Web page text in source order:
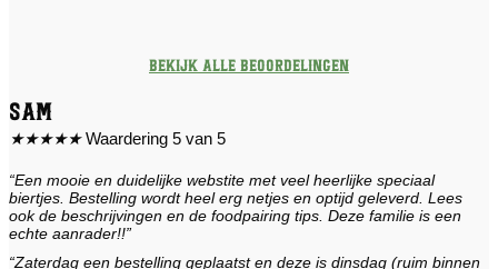
Bekijk alle beoordelingen
Sam
★★★★★ Waardering 5 van 5
“Een mooie en duidelijke webstite met veel heerlijke speciaal
biertjes. Bestelling wordt heel erg netjes en optijd geleverd. Lees
ook de beschrijvingen en de foodpairing tips. Deze familie is een
echte aanrader!!”
“Zaterdag een bestelling geplaatst en deze is dinsdag (ruim binnen